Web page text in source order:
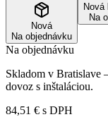
Nová
Na objednávku
Nová
Na
Na objednávku
Skladom v Bratislave
dovoz s inštaláciou.
84,51 € s DPH